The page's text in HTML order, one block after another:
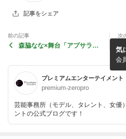
記事をシェア
前の記事
森脇なな×舞台「アプサラス
次
齋
プレミアムエンターテイメント
premium-zeropro
芸能事務所（モデル、タレント、女優
ントの公式ブログです！
気
会